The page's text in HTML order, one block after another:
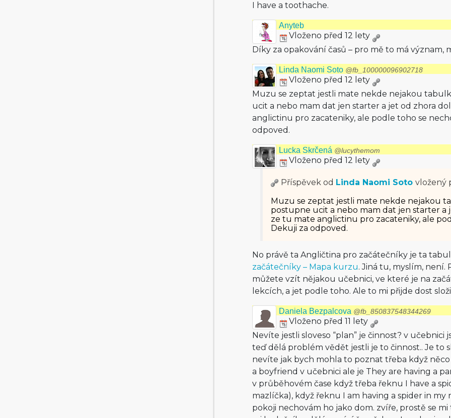
I have a toothache.
Anyteb
Vloženo před 12 lety
Díky za opakování časů – pro mě to má význam,
Linda Naomi Soto @fb_100000096902718
Vloženo před 12 lety
Muzu se zeptat jestli mate nekde nejakou
ucit a nebo mam dat jen starter a jet od zhora
anglictinu pro zacateniky, ale podle toho se
odpoved.
Lucka Skrčená @lucythemom
Vloženo před 12 lety
Příspěvek od Linda Naomi Soto vložený
Muzu se zeptat jestli mate nekde nejakou
postupne ucit a nebo mam dat jen starter a
ze tu mate anglictinu pro zacateniky, ale
Dekuji za odpoved.
No právě ta Angličtina pro začátečníky je ta
začátečníky – Mapa kurzu. Jiná tu, myslím, není.
můžete vzít nějakou učebnici, ve které je na
lekcích, a jet podle toho. Ale to mi přijde dost
Daniela Bezpalcova @fb_850837548344269
Vloženo před 11 lety
Nevíte jestli sloveso “plan” je činnost? v učebnici
teď dělá problém vědět jestli je to činnost.. Je to
nevíte jak bych mohla to poznat třeba když
a boyfriend v učebnici ale je They are having a
v průběhovém čase když třeba řeknu I have a
mazlíčka), když řeknu I am having a spider in my
pokoji nechovám ho jako dom. zvíře, prostě se